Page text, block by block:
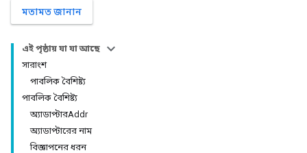
মতামত জানান
এই পৃষ্ঠায় যা যা আছে
সারাংশ
পাবলিক বৈশিষ্ট্য
পাবলিক বৈশিষ্ট্য
অ্যাডাপ্টারAddr
অ্যাডাপ্টারের নাম
বিজ্ঞাপনের ধরন